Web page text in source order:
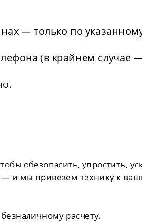
— только по
(в крайнем
обезопасить, упростить,
и мы привезем технику к
расчету.